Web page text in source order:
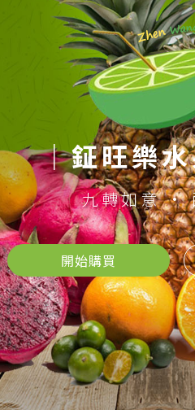
｜鉦旺樂
九轉如意 ·
開始購買